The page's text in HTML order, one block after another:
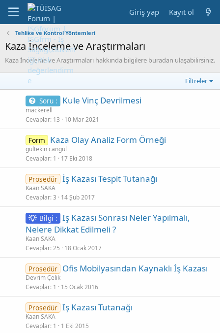
Giriş yap Kayıt ol
Tehlike ve Kontrol Yöntemleri
Kaza İnceleme ve Araştırmaları
Kaza İnceleme ve Araştırmaları hakkında bilgilere buradan ulaşabilirsiniz.
Filtreler
Soru : Kule Vinç Devrilmesi
mackerell
Cevaplar 13 10 Mar 2021
Form Kaza Olay Analiz Form Örneği
gultekin cangul
Cevaplar 1 17 Eki 2018
Prosedür İş Kazası Tespit Tutanağı
Kaan SAKA
Cevaplar 3 14 Şub 2017
Bilgi : Iş Kazası Sonrası Neler Yapılmalı,
Nelere Dikkat Edilmeli ?
Kaan SAKA
Cevaplar 25 18 Ocak 2017
Prosedür Ofis Mobilyasından Kaynaklı İş Kazası
Devrim Çelik
Cevaplar 1 15 Ocak 2016
Prosedür Iş Kazası Tutanağı
Kaan SAKA
Cevaplar 1 1 Eki 2015